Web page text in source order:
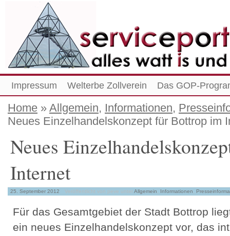
Impressum Welterbe Zollverein Das GOP-
Home » Allgemein, Informationen,
Neues Einzelhandelskonzept für Bottrop im
Neues
Internet
25. September 2012 Veröffentlicht von peve unterAllgemein Informationen
Für das Gesamtgebiet der Stadt Bottrop
ein neues Einzelhandelskonzept vor, das